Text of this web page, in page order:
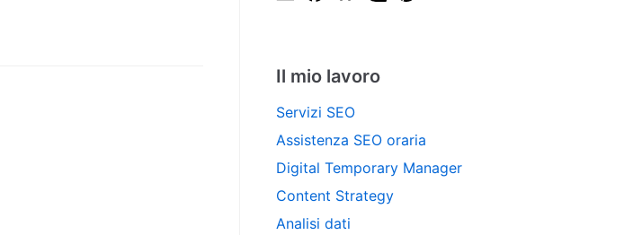
Il mio lavoro
Servizi SEO
Assistenza SEO oraria
Digital Temporary Manager
Content Strategy
Analisi dati